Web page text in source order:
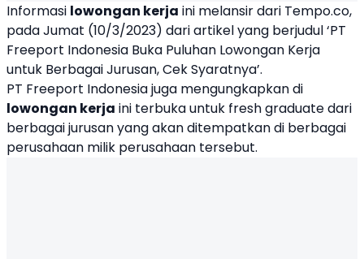
Informasi lowongan kerja ini melansir dari Tempo.co,
pada Jumat (10/3/2023) dari artikel yang berjudul ‘PT
Freeport Indonesia Buka Puluhan Lowongan Kerja
untuk Berbagai Jurusan, Cek Syaratnya’.
PT Freeport Indonesia juga mengungkapkan di
lowongan kerja ini terbuka untuk fresh graduate dari
berbagai jurusan yang akan ditempatkan di berbagai
perusahaan milik perusahaan tersebut.